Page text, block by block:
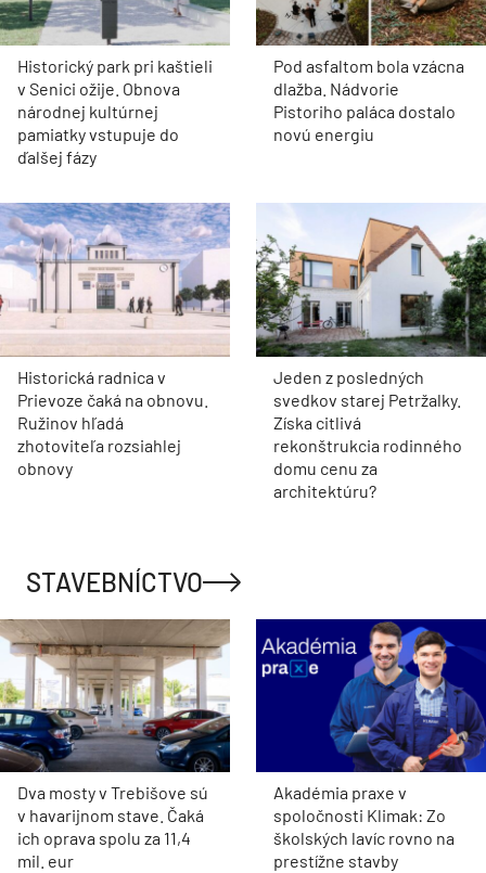
Historický park pri kaštieli
v Senici ožije. Obnova
národnej kultúrnej
pamiatky vstupuje do
ďalšej fázy
Pod asfaltom bola vzácna
dlažba. Nádvorie
Pistoriho paláca dostalo
novú energiu
Historická radnica v
Prievoze čaká na obnovu.
Ružinov hľadá
zhotoviteľa rozsiahlej
obnovy
Jeden z posledných
svedkov starej Petržalky.
Získa citlivá
rekonštrukcia rodinného
domu cenu za
architektúru?
STAVEBNÍCTVO
Dva mosty v Trebišove sú
v havarijnom stave. Čaká
ich oprava spolu za 11,4
mil. eur
Akadémia praxe v
spoločnosti Klimak: Zo
školských lavíc rovno na
prestížne stavby